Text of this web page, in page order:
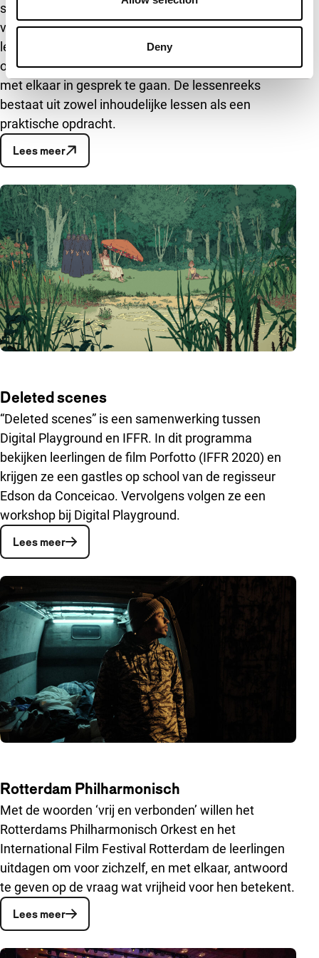
Deny
samenwerking tussen IFFR en UGent. Aan de hand
van film (kijken, reflecteren en maken) worden de
leerlingen en studenten gestimuleerd om over het
onderwerp na te denken, taboes te doorbreken en
met elkaar in gesprek te gaan. De lessenreeks
bestaat uit zowel inhoudelijke lessen als een
praktische opdracht.
Lees meer
Deleted scenes
“Deleted scenes” is een samenwerking tussen
Digital Playground en IFFR. In dit programma
bekijken leerlingen de film Porfotto (IFFR 2020) en
krijgen ze een gastles op school van de regisseur
Edson da Conceicao. Vervolgens volgen ze een
workshop bij Digital Playground.
Lees meer
Rotterdam Philharmonisch
Met de woorden ‘vrij en verbonden’ willen het
Rotterdams Philharmonisch Orkest en het
International Film Festival Rotterdam de leerlingen
uitdagen om voor zichzelf, en met elkaar, antwoord
te geven op de vraag wat vrijheid voor hen betekent.
Lees meer